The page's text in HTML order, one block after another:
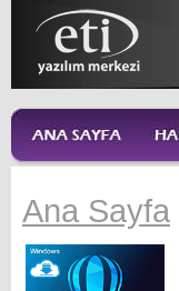
Ana Sayfa